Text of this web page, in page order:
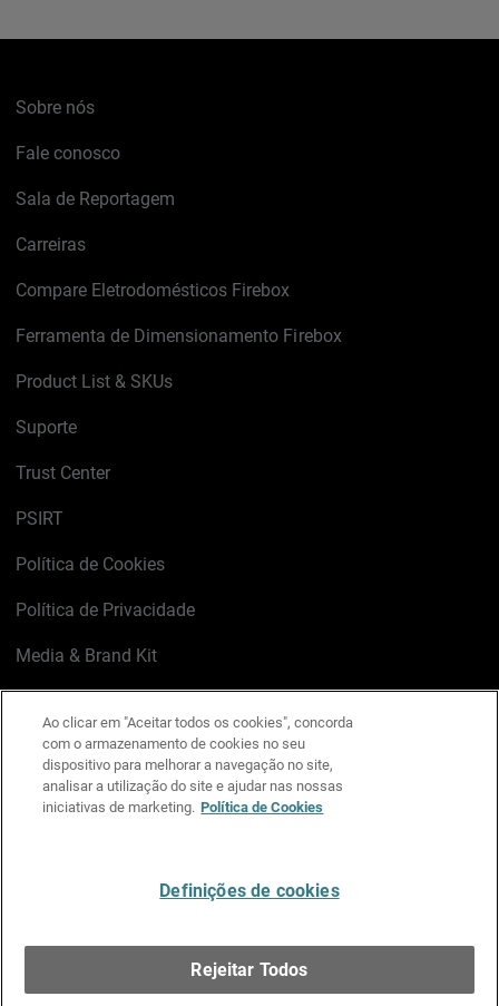
Sobre nós
Fale conosco
Sala de Reportagem
Carreiras
Compare Eletrodomésticos Firebox
Ferramenta de Dimensionamento Firebox
Product List & SKUs
Suporte
Trust Center
PSIRT
Política de Cookies
Política de Privacidade
Media & Brand Kit
LinkedIn
X FacebookInstagram
YouTube
Ao clicar em "Aceitar todos os cookies", concorda
com o armazenamento de cookies no seu
dispositivo para melhorar a navegação no site,
analisar a utilização do site e ajudar nas nossas
iniciativas de marketing. Política de Cookies
Definições de cookies
Rejeitar Todos